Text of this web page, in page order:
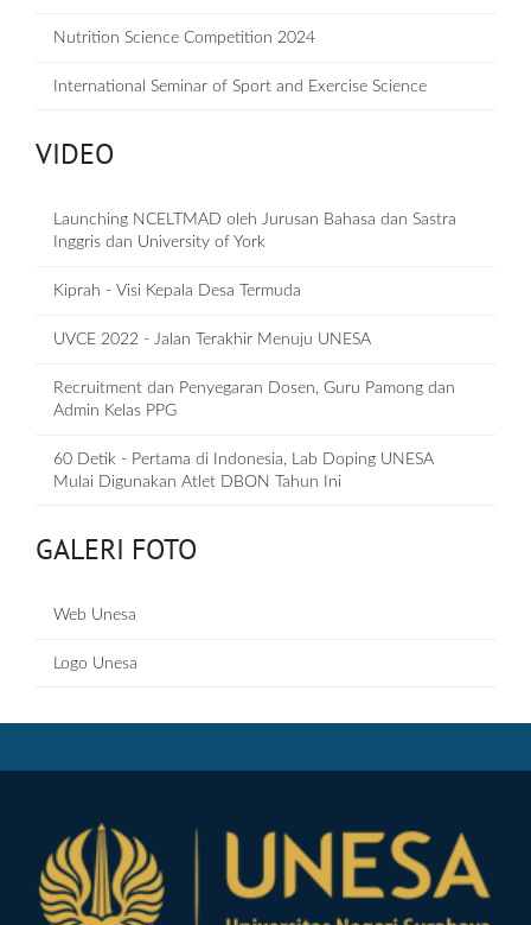
Nutrition Science Competition 2024
International Seminar of Sport and Exercise Science
VIDEO
Launching NCELTMAD oleh Jurusan Bahasa dan Sastra
Inggris dan University of York
Kiprah - Visi Kepala Desa Termuda
UVCE 2022 - Jalan Terakhir Menuju UNESA
Recruitment dan Penyegaran Dosen, Guru Pamong dan
Admin Kelas PPG
60 Detik - Pertama di Indonesia, Lab Doping UNESA
Mulai Digunakan Atlet DBON Tahun Ini
GALERI FOTO
Web Unesa
Logo Unesa